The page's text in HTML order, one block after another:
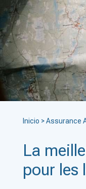
Inicio >Assurance
La
pour les